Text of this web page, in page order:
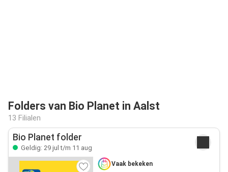
Folders van Bio Planet in Aalst
13 Filialen
Bio Planet folder
Geldig: 29 jul t/m 11 aug
Vaak bekeken